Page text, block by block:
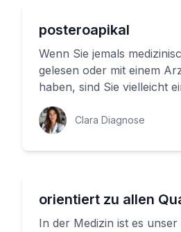
posteroapikal
Wenn Sie jemals
gelesen oder mit einem
haben, sind Sie vielleicht
Begriff 'posteroapikal'
Clara Diagnose
orientiert zu allen
In der Medizin ist es unser